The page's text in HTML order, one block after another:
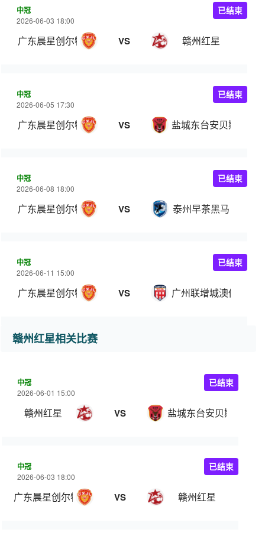
中冠
2026-06-03 18:00
广东晨星创尔特 VS 赣州红星
已结束
中冠
2026-06-05 17:30
广东晨星创尔特 VS 盐城东台安贝斯
已结束
中冠
2026-06-08 18:00
广东晨星创尔特 VS 泰州早茶黑马
已结束
中冠
2026-06-11 15:00
广东晨星创尔特 VS 广州联增城澳体
已结束
赣州红星相关比赛
中冠
2026-06-01 15:00
赣州红星 VS 盐城东台安贝斯
已结束
中冠
2026-06-03 18:00
广东晨星创尔特 VS 赣州红星
已结束